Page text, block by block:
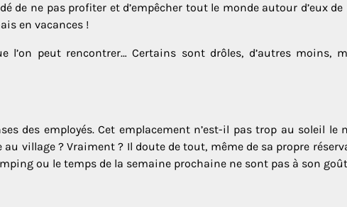
de ne pas profiter et d’empêcher tout le monde autour d’eux
en vacances !
peut rencontrer… Certains sont drôles, d’autres moins,
des employés. Cet emplacement n’est-il pas trop au soleil
village ? Vraiment ? Il doute de tout, même de sa propre
ou le temps de la semaine prochaine ne sont pas à son